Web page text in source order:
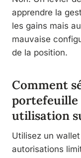
apprendre la
les gains mais
mauvaise
de la position.
Comment
portefeuille
utilisation
Utilisez un
autorisations